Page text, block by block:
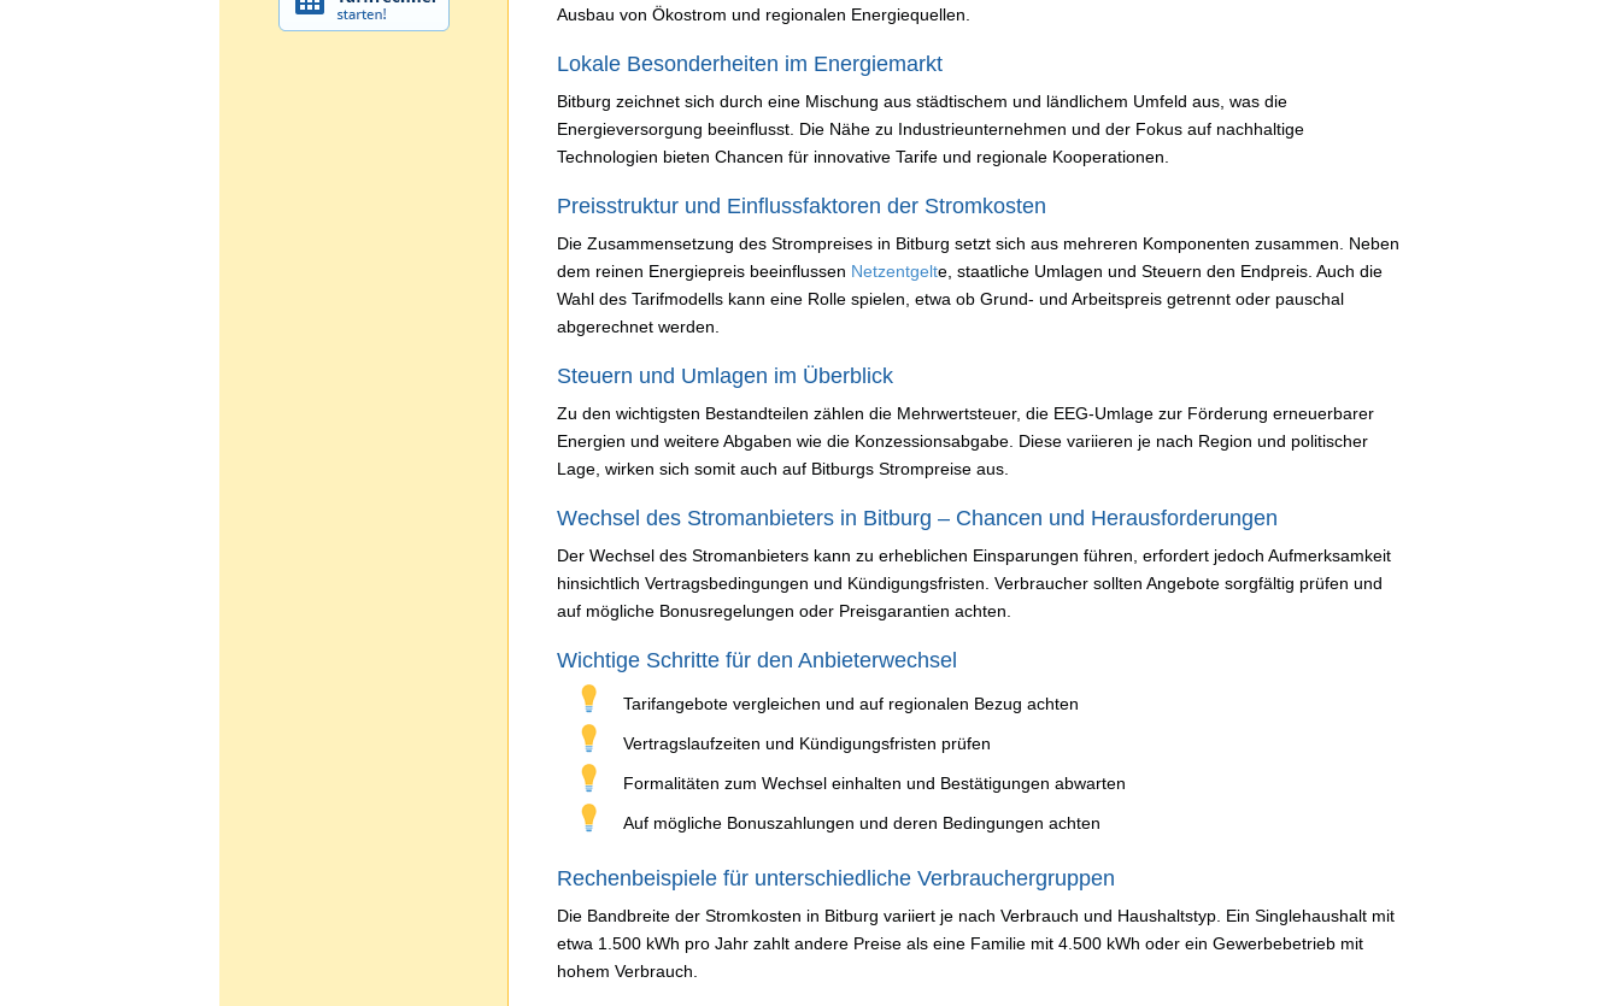
Ausbau von Ökostrom und regionalen Energiequellen.
Lokale Besonderheiten im Energiemarkt
Bitburg zeichnet sich durch eine Mischung aus städtischem und ländlichem Umfeld aus, was die
Energieversorgung beeinflusst. Die Nähe zu Industrieunternehmen und der Fokus auf nachhaltige
Technologien bieten Chancen für innovative Tarife und regionale Kooperationen.
Preisstruktur und Einflussfaktoren der Stromkosten
Die Zusammensetzung des Strompreises in Bitburg setzt sich aus mehreren Komponenten zusammen. Neben
dem reinen Energiepreis beeinflussen Netzentgelte, staatliche Umlagen und Steuern den Endpreis. Auch die
Wahl des Tarifmodells kann eine Rolle spielen, etwa ob Grund- und Arbeitspreis getrennt oder pauschal
abgerechnet werden.
Steuern und Umlagen im Überblick
Zu den wichtigsten Bestandteilen zählen die Mehrwertsteuer, die EEG-Umlage zur Förderung erneuerbarer
Energien und weitere Abgaben wie die Konzessionsabgabe. Diese variieren je nach Region und politischer
Lage, wirken sich somit auch auf Bitburgs Strompreise aus.
Wechsel des Stromanbieters in Bitburg – Chancen und Herausforderungen
Der Wechsel des Stromanbieters kann zu erheblichen Einsparungen führen, erfordert jedoch Aufmerksamkeit
hinsichtlich Vertragsbedingungen und Kündigungsfristen. Verbraucher sollten Angebote sorgfältig prüfen und
auf mögliche Bonusregelungen oder Preisgarantien achten.
Wichtige Schritte für den Anbieterwechsel
Tarifangebote vergleichen und auf regionalen Bezug achten
Vertragslaufzeiten und Kündigungsfristen prüfen
Formalitäten zum Wechsel einhalten und Bestätigungen abwarten
Auf mögliche Bonuszahlungen und deren Bedingungen achten
Rechenbeispiele für unterschiedliche Verbrauchergruppen
Die Bandbreite der Stromkosten in Bitburg variiert je nach Verbrauch und Haushaltstyp. Ein Singlehaushalt mit
etwa 1.500 kWh pro Jahr zahlt andere Preise als eine Familie mit 4.500 kWh oder ein Gewerbebetrieb mit
hohem Verbrauch.